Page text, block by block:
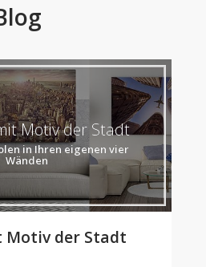
Motiv der Stadt
in Ihren eigenen vier
Wänden
Motiv der Stadt